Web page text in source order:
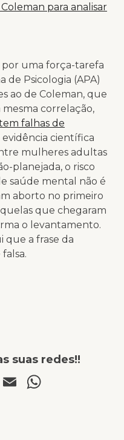
para analisar
uma força-tarefa
de Psicologia (APA)
ao de Coleman, que
correlação,
falhas de
evidência científica
mulheres adultas
planejada, o risco
saúde mental não é
aborto no primeiro
que chegaram
o levantamento.
que a frase da
suas redes!!
Twitter
Email